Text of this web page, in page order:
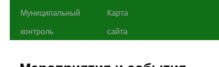
Муниципальный
контроль
Карта
сайта